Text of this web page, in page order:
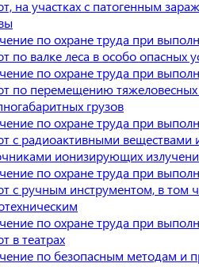
на участках с патогенным
по охране труда при
по валке леса в особо опасных
по охране труда при
по перемещению
грузов
по охране труда при
с радиоактивными веществами
ионизирующих
по охране труда при
с ручным инструментом, в том
по охране труда при
в театрах
по безопасным методам и